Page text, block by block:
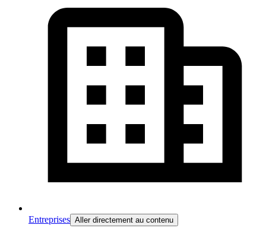
Entreprises Aller directement au contenu